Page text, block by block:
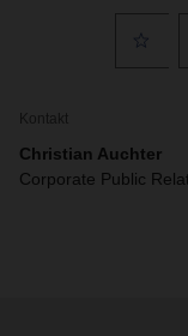
Kontakt
Christian Auchter
Corporate Public